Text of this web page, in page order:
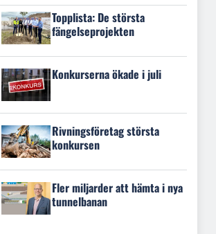
Topplista: De största
fängelseprojekten
Konkurserna ökade i juli
Rivningsföretag största
konkursen
Fler miljarder att hämta i nya
tunnelbanan